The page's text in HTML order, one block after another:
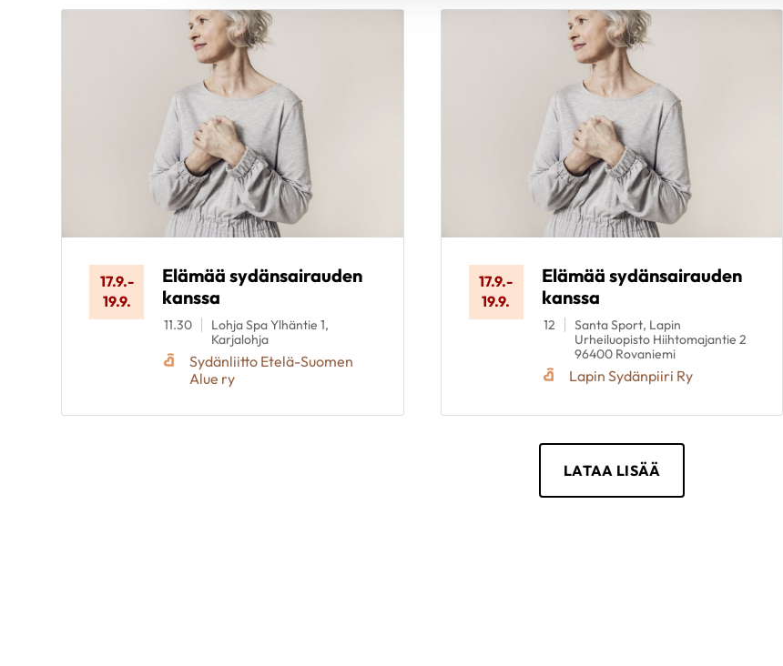
17.9.-
19.9.
Elämää sydänsairauden
kanssa
11.30
Lohja Spa Ylhäntie 1,
Karjalohja
Sydänliitto Etelä-Suomen
Alue ry
17.9.-
19.9.
Elämää sydänsairauden
kanssa
12
Santa Sport, Lapin
Urheiluopisto Hiihtomajantie 2
96400 Rovaniemi
Lapin Sydänpiiri Ry
LATAA LISÄÄ